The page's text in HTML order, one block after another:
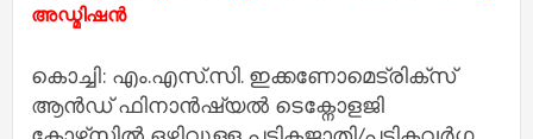
അഡ്മിഷന്‍
കൊച്ചി: എം.എസ്.സി. ഇക്കണോമെട്രിക്സ്
ആന്‍ഡ് ഫിനാന്‍ഷ്യല്‍ ടെക്നോളജി